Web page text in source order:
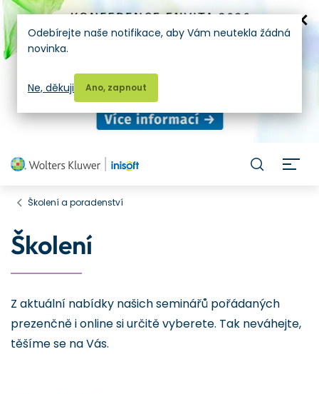
Školení a poradenství
Školení
Z aktuální nabídky našich seminářů pořádaných
prezenčně i online si určitě vyberete. Tak neváhejte,
těšíme se na Vás.
Odebírejte naše notifikace, aby Vám neutekla žádná
novinka.
Ano, zapnout
Ne, děkuji